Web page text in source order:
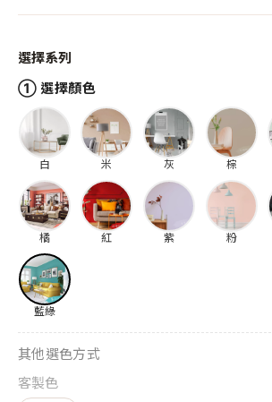
選擇系列
① 選擇顏色
白 米 灰 棕
橘 紅 紫 粉
藍綠
其他選色方式
客製色